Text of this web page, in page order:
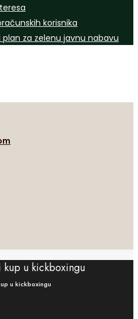
korisnika
plan za zelenu javnu nabavu
u kickboxingu